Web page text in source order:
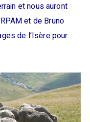
et nous auront
et de Bruno
de l’Isère pour